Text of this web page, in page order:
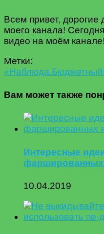
Всем привет, дорогие
моего канала!
видео на моём
Метки:
«Наблюда.Бюджетный
Вам может также
Интересные
10.04.2019